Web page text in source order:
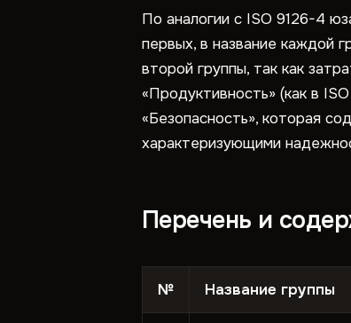
По аналогии с ISO 9126-4
первых, в название каждой
второй группы, так как
«Продуктивность» (как в
«Безопасность», которая
характеризующими
Перечень и
№ Название группы